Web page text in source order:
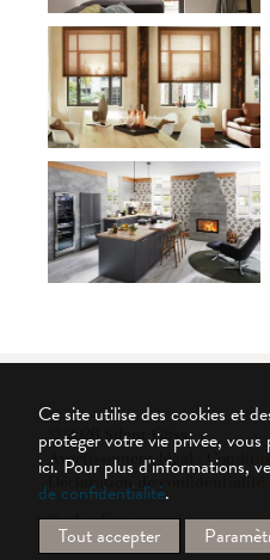
© 2026 Silent Gliss
Avertissement légal /
Déclaration de confidentialité
Cookie Settings
Ce site utilise des cookies et
protéger votre vie privée, vous
ici. Pour plus d'informations,
de confidentialité.
Tout accepter